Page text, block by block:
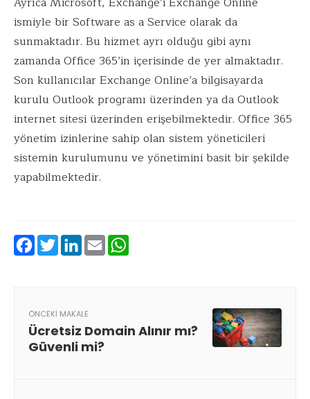
ismiyle bir Software as a Service olarak da
sunmaktadır. Bu hizmet ayrı olduğu gibi aynı
zamanda Office 365’in içerisinde de yer almaktadır.
Son kullanıcılar Exchange Online’a bilgisayarda
kurulu Outlook programı üzerinden ya da Outlook
internet sitesi üzerinden erişebilmektedir. Office 365
yönetim izinlerine sahip olan sistem yöneticileri
sistemin kurulumunu ve yönetimini basit bir şekilde
yapabilmektedir.
Facebook
Twitter
LinkedIn
Email
ÖNCEKI MAKALE
Ücretsiz Domain Alınır mı?
Güvenli mi?